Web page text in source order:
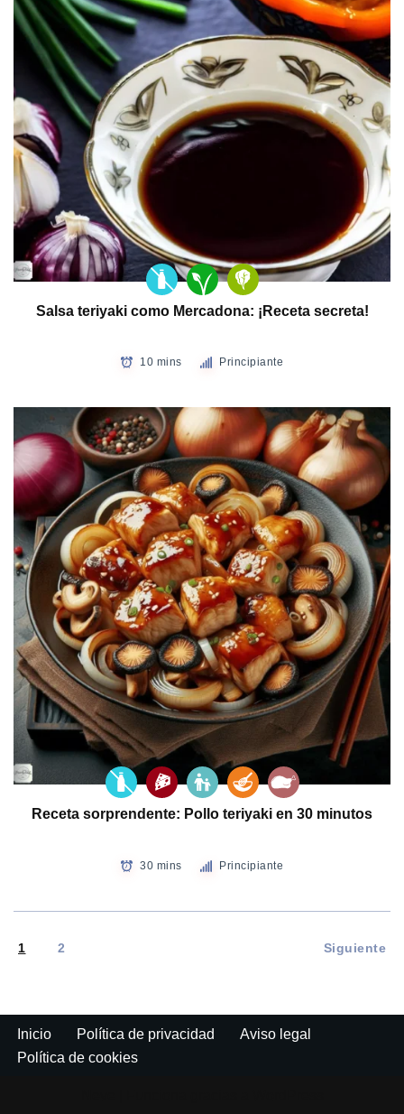
Salsa teriyaki como Mercadona: ¡Receta secreta!
10 mins Principiante
Receta sorprendente: Pollo teriyaki en 30 minutos
30 mins Principiante
1 2 Siguiente
Inicio Política de privacidad
Aviso legal
Política de cookies